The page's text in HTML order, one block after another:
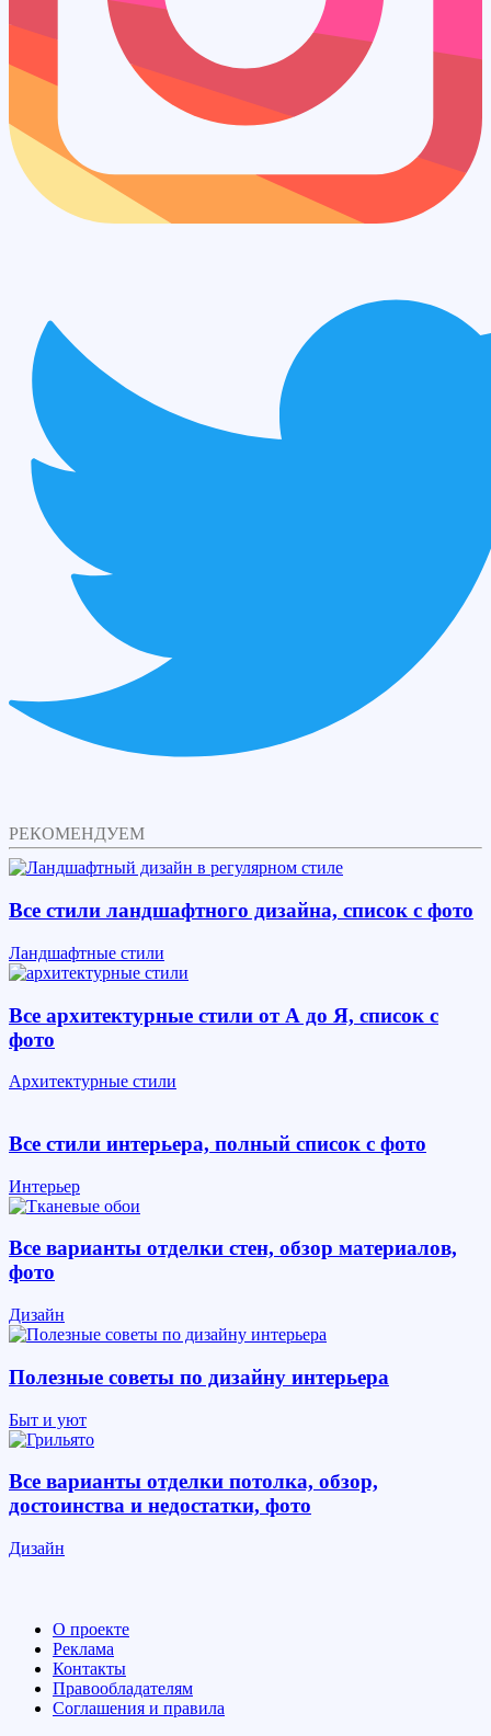
РЕКОМЕНДУЕМ
Все стили ландшафтного дизайна, список с фото
Ландшафтные стили
Все архитектурные стили от А до Я, список с
фото
Архитектурные стили
Все стили интерьера, полный список с фото
Интерьер
Все варианты отделки стен, обзор материалов,
фото
Дизайн
Полезные советы по дизайну интерьера
Быт и уют
Все варианты отделки потолка, обзор,
достоинства и недостатки, фото
Дизайн
О проекте
Реклама
Контакты
Правообладателям
Соглашения и правила